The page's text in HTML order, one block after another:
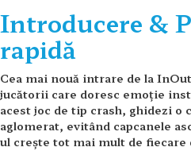
Introducere &
rapidă
Cea mai nouă intrare de la
jucătorii care doresc emoție
acest joc de tip crash, ghidezi o
aglomerat, evitând capcanele
ul crește tot mai mult de fiecare